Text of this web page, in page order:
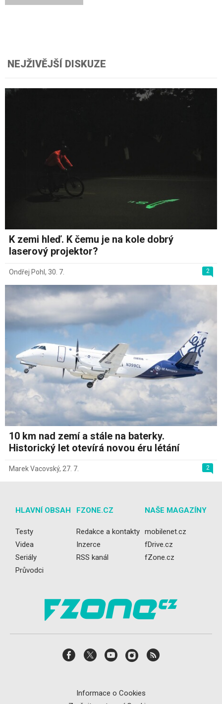
NEJŽIVĚJŠÍ DISKUZE
K zemi hleď. K čemu je na kole dobrý
laserový projektor?
2
Ondřej Pohl , 30. 7.
10 km nad zemí a stále na baterky.
Historický let otevírá novou éru létání
2
Marek Vacovský, 27. 7.
HLAVNÍ OBSAH
Testy
Videa
Seriály
Průvodci
FZONE.CZ
Redakce a kontakty
Inzerce
RSS kanál
NAŠE MAGAZÍNY
mobilenet.cz
fDrive.cz
fZone.cz
Informace o Cookies